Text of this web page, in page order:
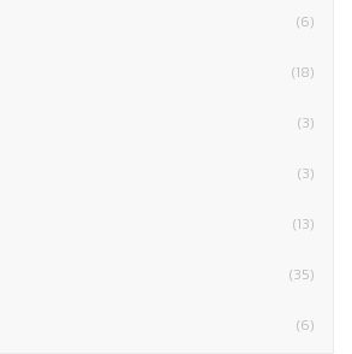
(6)
(18)
(3)
(3)
(13)
(35)
(6)